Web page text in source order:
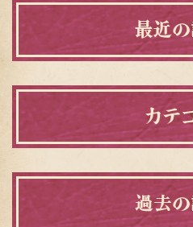
最近
カテ
過去